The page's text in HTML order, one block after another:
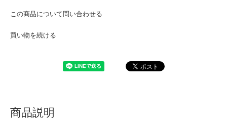
この商品について問い合わせる
買い物を続ける
商品説明